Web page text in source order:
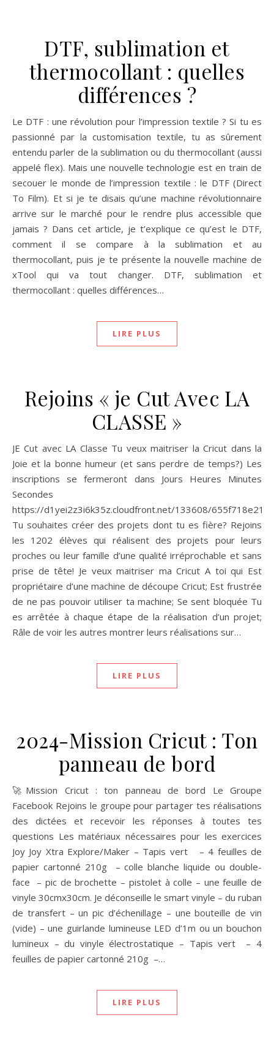
DTF, sublimation et
thermocollant : quelles
différences ?
Le DTF : une révolution pour l’impression textile ? Si tu es
passionné par la customisation textile, tu as sûrement
entendu parler de la sublimation ou du thermocollant (aussi
appelé flex). Mais une nouvelle technologie est en train de
secouer le monde de l’impression textile : le DTF (Direct
To Film). Et si je te disais qu’une machine révolutionnaire
arrive sur le marché pour le rendre plus accessible que
jamais ? Dans cet article, je t’explique ce qu’est le DTF,
comment il se compare à la sublimation et au
thermocollant, puis je te présente la nouvelle machine de
xTool qui va tout changer. DTF, sublimation et
thermocollant : quelles différences…
LIRE PLUS
Rejoins « je Cut Avec LA
CLASSE »
JE Cut avec LA Classe Tu veux maitriser la Cricut dans la
Joie et la bonne humeur (et sans perdre de temps?) Les
inscriptions se fermeront dans Jours Heures Minutes
Secondes
https://d1yei2z3i6k35z.cloudfront.net/133608/
Tu souhaites créer des projets dont tu es fière? Rejoins
les 1202 élèves qui réalisent des projets pour leurs
proches ou leur famille d’une qualité irréprochable et sans
prise de tête! Je veux maitriser ma Cricut A toi qui Est
propriétaire d’une machine de découpe Cricut; Est frustrée
de ne pas pouvoir utiliser ta machine; Se sent bloquée Tu
es arrêtée à chaque étape de la réalisation d’un projet;​
Râle de voir les autres montrer leurs réalisations sur…
LIRE PLUS
2024-Mission Cricut : Ton
panneau de bord
🚀Mission Cricut : ton panneau de bord Le Groupe
Facebook Rejoins le groupe pour partager tes réalisations
des dictées et recevoir les réponses à toutes tes
questions Les matériaux nécessaires pour les exercices
Joy Joy Xtra Explore/Maker – Tapis vert – 4 feuilles de
papier cartonné 210g – colle blanche liquide ou double-
face – pic de brochette – pistolet à colle – une feuille de
vinyle 30cmx30cm. Je déconseille le smart vinyle – du ruban
de transfert – un pic d’échenillage – une bouteille de vin
(vide) – une guirlande lumineuse LED d’1m ou un bouchon
lumineux – du vinyle électrostatique – Tapis vert – 4
feuilles de papier cartonné 210g –…
LIRE PLUS